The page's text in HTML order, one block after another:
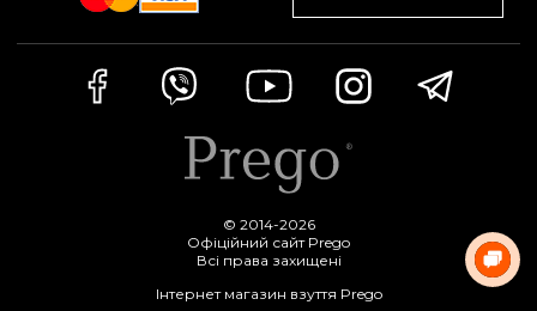
© 2014-2026
Офіційний сайт Prego
Всі права захищені
Інтернет магазин взуття Prego